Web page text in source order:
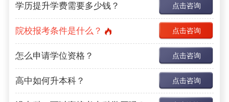
学历提升学费需要多少钱？ 点击咨询
院校报考条件是什么？ 点击咨询
怎么申请学位资格？ 点击咨询
高中如何升本科？ 点击咨询